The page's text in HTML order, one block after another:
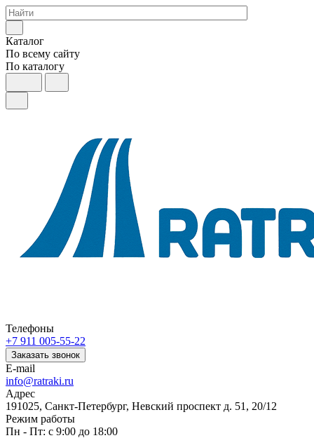
Каталог
По всему сайту
По каталогу
Телефоны
+7 911 005-55-22
Заказать звонок
E-mail
info@ratraki.ru
Адрес
191025, Санкт-Петербург, Невский проспект д. 51, 20/12
Режим работы
Пн - Пт: с 9:00 до 18:00